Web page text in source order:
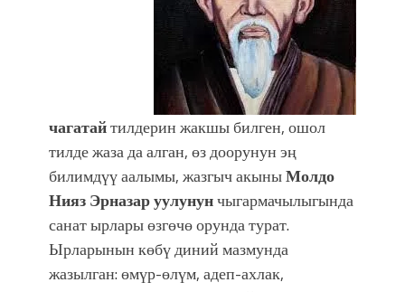
чагатайтилдерин жакшы билген, ошол
тилде жаза да алган, өз доорунун эң
билимдүү аалымы, жазгыч акыныМолдо
Нияз Эрназар уулунунчыгармачылыгында
санат ырлары өзгөчө орунда турат.
Ырларынын көбү диний мазмунда
жазылган: өмүр-өлүм, адеп-ахлак,